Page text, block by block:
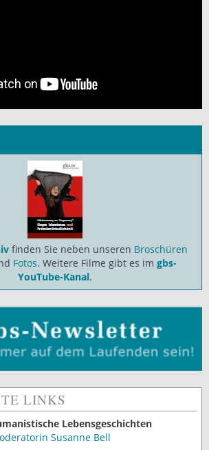
finden Sie neben unseren Broschüren
Fotos. Weitere Filme gibt es im gbs-
YouTube-Kanal.
LINKS
Lebensgeschichten
Susanne Bell